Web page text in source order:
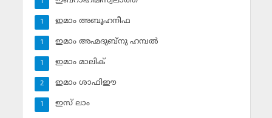
1
ഇമാം അബൂഹനീഫ
1
ഇമാം അഹ്മദുബ്‌നു ഹമ്പല്‍
1
ഇമാം മാലിക്
1
ഇമാം ശാഫിഈ
2
ഇസ് ലാം
1